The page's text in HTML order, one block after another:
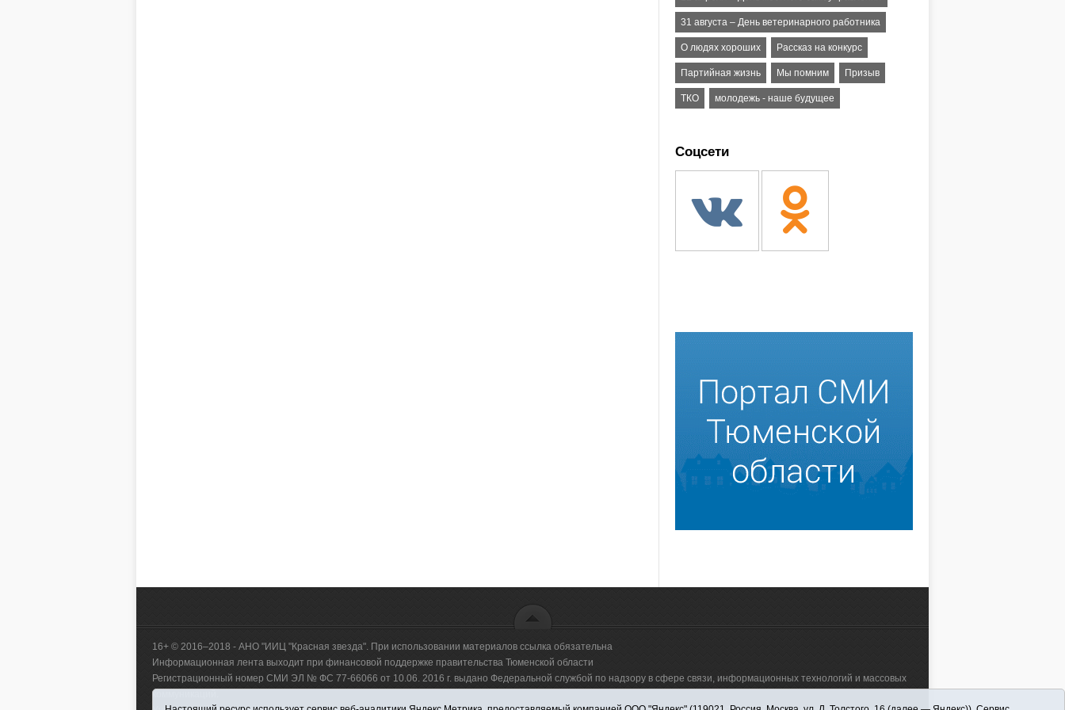
31 августа – День ветеринарного работника
О людях хороших Рассказ на конкурс
Партийная жизнь Мы помним Призыв
ТКО молодежь - наше будущее
Соцсети
16+ © 2016–2018 - АНО "ИИЦ "Красная звезда". При использовании материалов ссылка обязательна
Информационная лента выходит при финансовой поддержке правительства Тюменской области
Регистрационный номер СМИ ЭЛ № ФС 77-66066 от 10.06. 2016 г. выдано Федеральной службой по надзору в сфере связи, информационных технологий и массовых
коммуникаций.